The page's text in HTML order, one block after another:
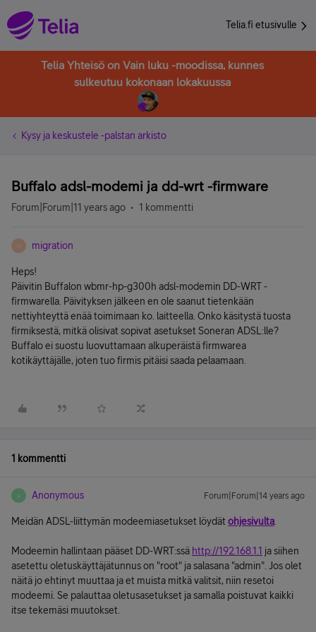
Telia.fi etusivulle
Telia Yhteisö on Vain luku -moodissa, kunnes
sulkeutuu kokonaan lokakuussa
Kysy ja keskustele -palstan arkisto
Buffalo adsl-modemi ja dd-wrt -firmware
Forum|Forum|11 years ago 1 kommentti
M migration
Heps!
Päivitin Buffalon wbmr-hp-g300h adsl-modemin DD-WRT -
firmwarella. Päivityksen jälkeen en ole saanut tietenkään
nettiyhteyttä enää toimimaan ko. laitteella. Onko käsitystä tuosta
firmiksestä, mitkä olisivat sopivat asetukset Soneran ADSL:lle?
Buffalo ei suostu luovuttamaan alkuperäistä firmwarea
kotikäyttäjälle, joten tuo firmis pitäisi saada pelaamaan.
1 kommentti
A Anonymous Forum|Forum|14 years ago
Meidän ADSL-liittymän modeemiasetukset löydät ohjesivulta
Modeemin hallintaan pääset DD-WRT:ssä http://192.168.1.1 ja siihen
asetettu oletuskäyttäjätunnus on "root" ja salasana "admin". Jos olet
näitä jo ehtinyt muuttaa ja et muista mitkä valitsit, niin resetoi
modeemi. Se palauttaa oletusasetukset ja samalla poistuvat kaikki
itse tekemäsi muutokset.